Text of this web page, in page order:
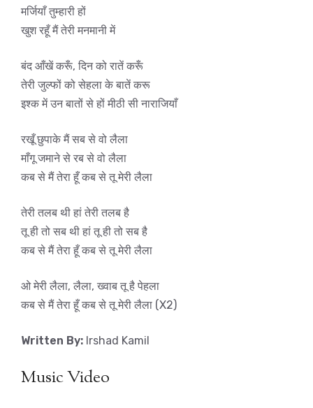
मर्जियाँ तुम्हारी हों
खुश रहूँ मैं तेरी मनमानी में
बंद आँखें करूँ, दिन को रातें करूँ
तेरी जुल्फों को सेहला के बातें करू
इश्क में उन बातों से हों मीठी सी नाराजियाँ
रखूँ छुपाके मैं सब से वो लैला
माँगू जमाने से रब से वो लैला
कब से मैं तेरा हूँ कब से तू मेरी लैला
तेरी तलब थी हां तेरी तलब है
तू ही तो सब थी हां तू ही तो सब है
कब से मैं तेरा हूँ कब से तू मेरी लैला
ओ मेरी लैला, लैला, ख्वाब तू है पेहला
कब से मैं तेरा हूँ कब से तू मेरी लैला (X2)
Written By: Irshad Kamil
Music Video